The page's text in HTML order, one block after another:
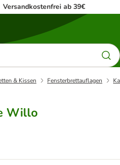
Versandkostenfrei ab 39€
& Kissen Fensterbrettauflagen
Willo